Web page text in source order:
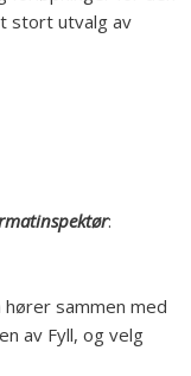
stort utvalg av
:
sammen med
av Fyll, og velg